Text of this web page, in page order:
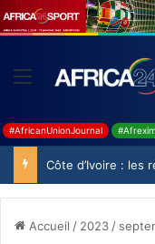
#AfricanUnionJournal
Accueil / 2023 /